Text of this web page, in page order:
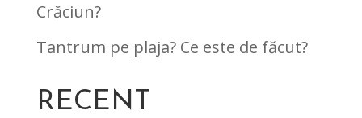
Crăciun?
Tantrum pe plaja? Ce este de făcut?
RECENT